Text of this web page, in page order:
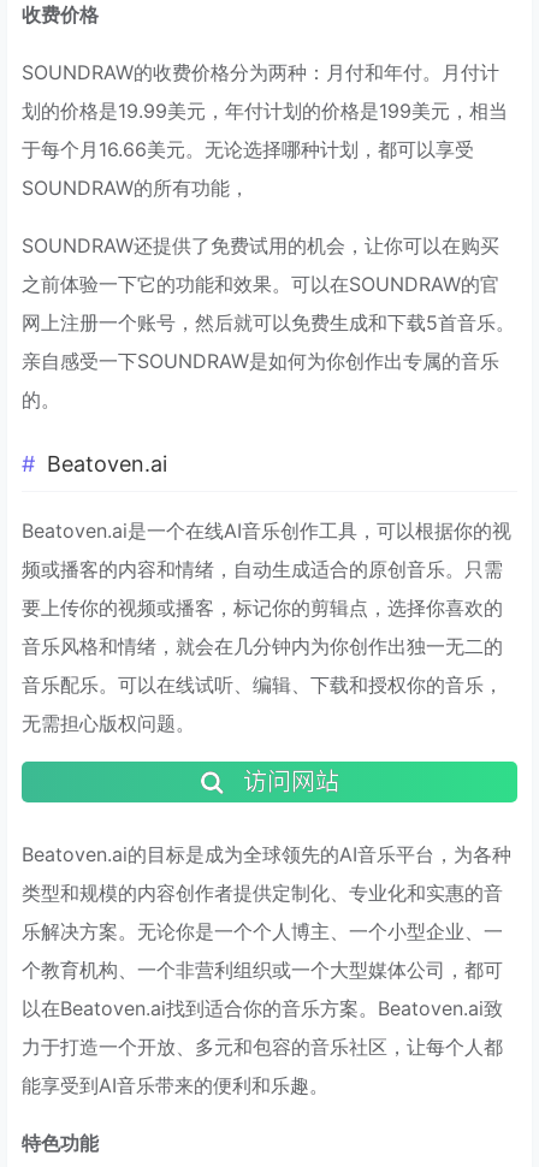
收费价格
SOUNDRAW的收费价格分为两种：月付和年付。月付计
划的价格是19.99美元，年付计划的价格是199美元，相当
于每个月16.66美元。无论选择哪种计划，都可以享受
SOUNDRAW的所有功能，
SOUNDRAW还提供了免费试用的机会，让你可以在购买
之前体验一下它的功能和效果。可以在SOUNDRAW的官
网上注册一个账号，然后就可以免费生成和下载5首音乐。
亲自感受一下SOUNDRAW是如何为你创作出专属的音乐
的。
Beatoven.ai
Beatoven.ai是一个在线AI音乐创作工具，可以根据你的视
频或播客的内容和情绪，自动生成适合的原创音乐。只需
要上传你的视频或播客，标记你的剪辑点，选择你喜欢的
音乐风格和情绪，就会在几分钟内为你创作出独一无二的
音乐配乐。可以在线试听、编辑、下载和授权你的音乐，
无需担心版权问题。
访问网站
Beatoven.ai的目标是成为全球领先的AI音乐平台，为各种
类型和规模的内容创作者提供定制化、专业化和实惠的音
乐解决方案。无论你是一个个人博主、一个小型企业、一
个教育机构、一个非营利组织或一个大型媒体公司，都可
以在Beatoven.ai找到适合你的音乐方案。Beatoven.ai致
力于打造一个开放、多元和包容的音乐社区，让每个人都
能享受到AI音乐带来的便利和乐趣。
特色功能